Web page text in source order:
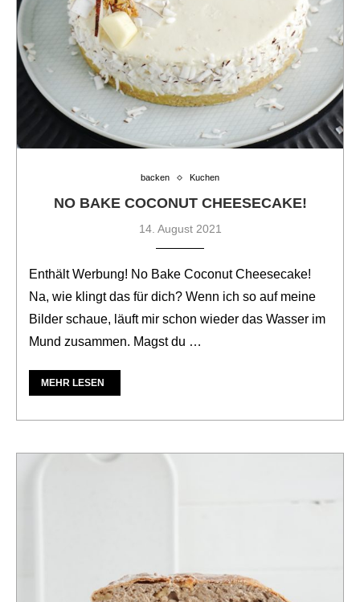
backen Kuchen
NO BAKE COCONUT CHEESECAKE!
14. August 2021
Enthält Werbung! No Bake Coconut Cheesecake!
Na, wie klingt das für dich? Wenn ich so auf meine
Bilder schaue, läuft mir schon wieder das Wasser im
Mund zusammen. Magst du …
MEHR LESEN